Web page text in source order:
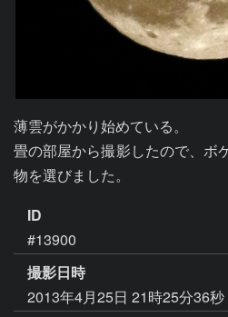
薄雲がかかり始めている。
畳の部屋から撮影したので、ボ
物を選びました。
ID
#13900
撮影日時
2013年4月25日 21時25分36秒